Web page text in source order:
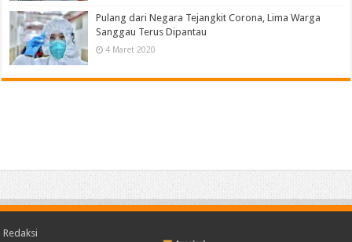
Pulang dari Negara Tejangkit Corona, Lima Warga
Sanggau Terus Dipantau
4 Maret 2020
Redaksi